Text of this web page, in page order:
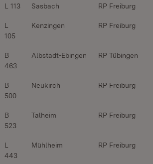
L 113 Sasbach RP Freiburg
L
105
Kenzingen RP Freiburg
B
463
Albstadt-Ebingen RP Tübingen
B
500
Neukirch RP Freiburg
B
523
Talheim RP Freiburg
L
443
Mühlheim RP Freiburg